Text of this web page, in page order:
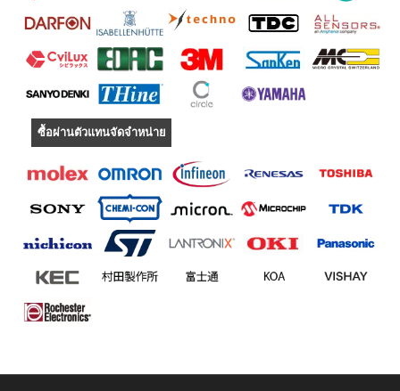
ซื้อผ่านตัวแทนจัดจำหน่าย